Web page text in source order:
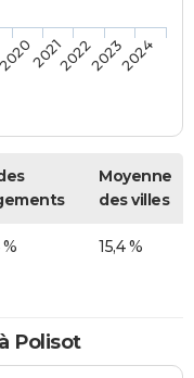
2021202220232024
Moyenne
des villes
% 15,4 %
Polisot